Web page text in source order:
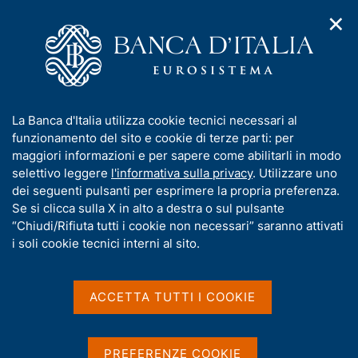
n
u
d
i
n
a
v
i
g
a
o
m
g
e
e
l
s
t
Compiti
I benchmark finanziari nell'area dell'euro /
Euro short-term rate (€STR): il risk-free rate per l'area dell'euro
Euro short-term rate
(€STR): il risk-free rate
per l'area dell'euro
✕
I
n
f
o
r
m
a
t
La Banca d'Italia utilizza cookie tecnici necessari al
funzionamento del sito e cookie di terze parti: per
maggiori informazioni e per sapere come abilitarli in modo
selettivo leggere l'informativa sulla privacy. Utilizzare uno
dei seguenti pulsanti per esprimere la propria preferenza.
Se si clicca sulla X in alto a destra o sul pulsante
“Chiudi/Rifiuta tutti i cookie non necessari” saranno attivati
i soli cookie tecnici interni al sito.
ACCETTA TUTTI I COOKIE
PREFERENZE COOKIE